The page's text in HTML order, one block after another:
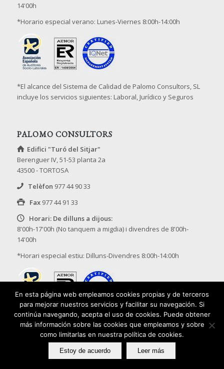
14'00h
*Horario especial verano: Lunes-Viernes 8:00h-14:00h
*El alcance del Sistema de Calidad de Palomo Consultors, SL
incluye los servicios siguientes: Laboral, Jurídico y Seguros
PALOMO CONSULTORS
Edifici "Turó del Sitjar"
Berenguer IV, 51-53 planta 2a
43500 - TORTOSA
Telèfon 977 44 90 33
Fax 977 44 91 33
Horari: De dilluns a dijous:
8'00h-17'00h (No tanquem a migdia) i divendres de 8'00h-
14'00h
*Horari especial estiu: Dilluns-Divendres 8:00h-14:00h
* L'abast del Sistema de Qualitat de Palomo Consultors, SL
inclou els Serveis següents: Laboral, Jurídic i Assegurances
En esta página web empleamos cookies propias y de terceros
para mejorar nuestros servicios y facilitar su navegación. Si
continúa navegando, acepta el uso de cookies. Puede obtener
más información sobre las cookies que empleamos y sobre
como limitarlas en nuestra política de cookies.
Estoy de acuerdo Leer más